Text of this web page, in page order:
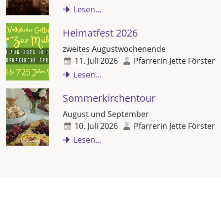
Lesen...
Heimatfest 2026
zweites Augustwochenende
11. Juli 2026
Pfarrerin Jette Förster
Lesen...
Sommerkirchentour
August und September
10. Juli 2026
Pfarrerin Jette Förster
Lesen...